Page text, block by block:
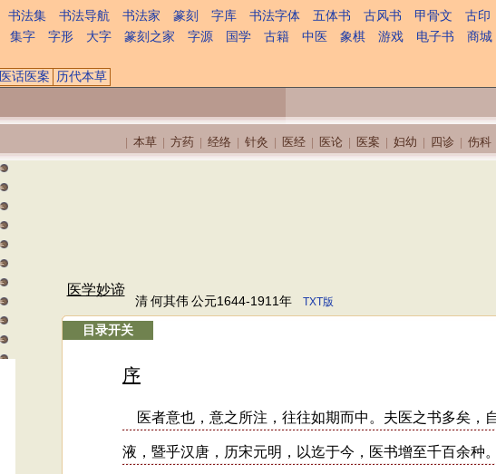
书法集 书法导航 书法家 篆刻 字库 书法字体 五体书 古风书 甲骨文 古印
集字 字形 大字 篆刻之家 字源 国学 古籍 中医 象棋 游戏 电子书 商城
医话医案 历代本草
本草 方药 经络 针灸 医经 医论 医案 妇幼 四诊 伤科
医学妙谛
清 何其伟 公元1644-1911年 TXT版
目录开关